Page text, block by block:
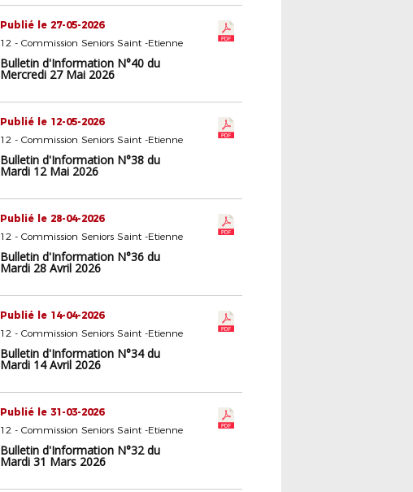
Publié le 27-05-2026
12 - Commission Seniors Saint -Etienne
Bulletin d'Information N°40 du
Mercredi 27 Mai 2026
Publié le 12-05-2026
12 - Commission Seniors Saint -Etienne
Bulletin d'Information N°38 du
Mardi 12 Mai 2026
Publié le 28-04-2026
12 - Commission Seniors Saint -Etienne
Bulletin d'Information N°36 du
Mardi 28 Avril 2026
Publié le 14-04-2026
12 - Commission Seniors Saint -Etienne
Bulletin d'Information N°34 du
Mardi 14 Avril 2026
Publié le 31-03-2026
12 - Commission Seniors Saint -Etienne
Bulletin d'Information N°32 du
Mardi 31 Mars 2026